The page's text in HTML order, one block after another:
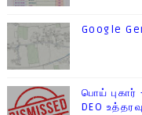
Google
பொய் புகார்
DEO உத்தரவு